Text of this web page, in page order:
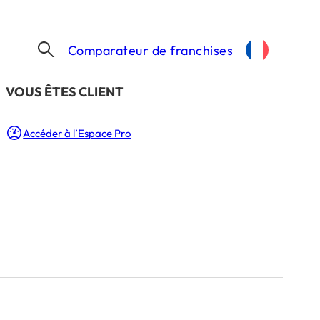
​VOUS ÊTES CLIENT
Accéder à l’Espace Pro
Comparateur de franchises